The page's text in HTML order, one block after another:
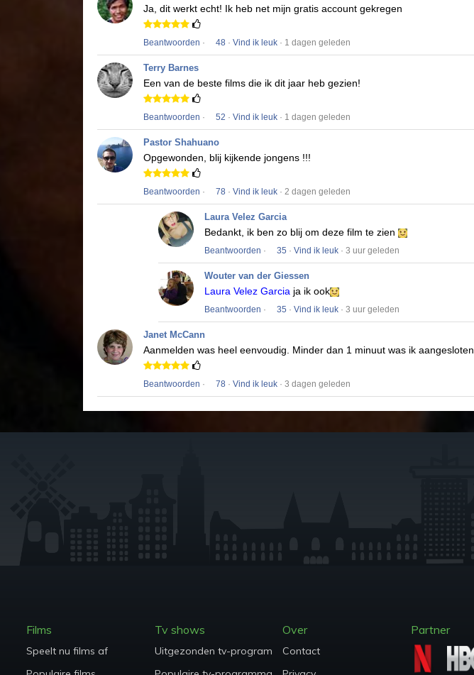
Ja, dit werkt echt! Ik heb net mijn gratis account gekregen
Beantwoorden · 48 · Vind ik leuk · 1 dagen geleden
Terry Barnes
Een van de beste films die ik dit jaar heb gezien!
Beantwoorden · 52 · Vind ik leuk · 1 dagen geleden
Pastor Shahuano
Opgewonden, blij kijkende jongens !!!
Beantwoorden · 78 · Vind ik leuk · 2 dagen geleden
Laura Velez Garcia
Bedankt, ik ben zo blij om deze film te zien
Beantwoorden · 35 · Vind ik leuk · 3 uur geleden
Wouter van der Giessen
Laura Velez Garcia ja ik ook
Beantwoorden · 35 · Vind ik leuk · 3 uur geleden
Janet McCann
Aanmelden was heel eenvoudig. Minder dan 1 minuut was ik aangesloten
Beantwoorden · 78 · Vind ik leuk · 3 dagen geleden
Films
Speelt nu films af
Tv shows
Uitgezonden tv-programma's
Over
Contact
Partner